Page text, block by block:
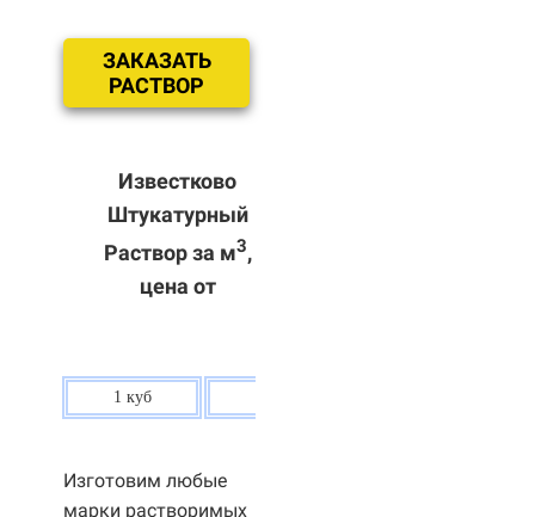
ЗАКАЗАТЬ
РАСТВОР
Известково
Штукатурный
Раствор за м3,
цена от
1 куб
Изготовим любые
марки растворимых